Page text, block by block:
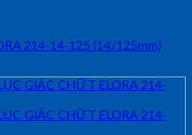
214-14-125 (14/125mm)